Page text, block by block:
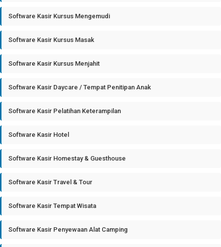
Software Kasir Kursus Mengemudi
Software Kasir Kursus Masak
Software Kasir Kursus Menjahit
Software Kasir Daycare / Tempat Penitipan Anak
Software Kasir Pelatihan Keterampilan
Software Kasir Hotel
Software Kasir Homestay & Guesthouse
Software Kasir Travel & Tour
Software Kasir Tempat Wisata
Software Kasir Penyewaan Alat Camping